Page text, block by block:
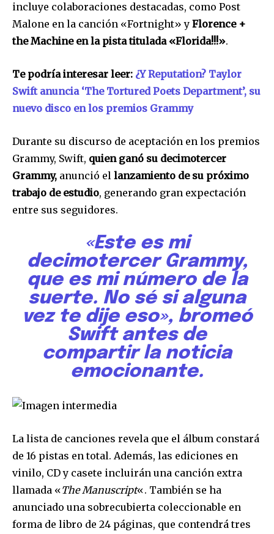
incluye colaboraciones destacadas, como Post
Malone en la canción «Fortnight» y Florence +
the Machine en la pista titulada «Florida!!!».
Te podría interesar leer: ¿Y Reputation? Taylor
Swift anuncia ‘The Tortured Poets Department’, su
nuevo disco en los premios Grammy
Durante su discurso de aceptación en los premios
Grammy, Swift, quien ganó su decimotercer
Grammy, anunció el lanzamiento de su próximo
trabajo de estudio, generando gran expectación
entre sus seguidores.
«Este es mi
decimotercer Grammy,
que es mi número de la
suerte. No sé si alguna
vez te dije eso», bromeó
Swift antes de
compartir la noticia
emocionante.
La lista de canciones revela que el álbum constará
de 16 pistas en total. Además, las ediciones en
vinilo, CD y casete incluirán una canción extra
llamada «The Manuscript«. También se ha
anunciado una sobrecubierta coleccionable en
forma de libro de 24 páginas, que contendrá tres